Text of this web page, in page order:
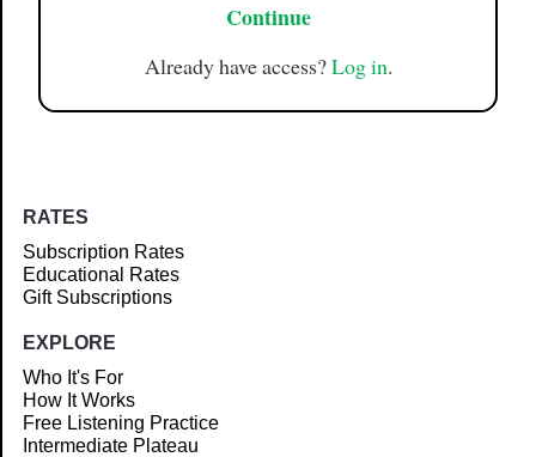
Continue
Already have access?Log in.
RATES
Subscription Rates
Educational Rates
Gift Subscriptions
EXPLORE
Who It's For
How It Works
Free Listening Practice
Intermediate Plateau